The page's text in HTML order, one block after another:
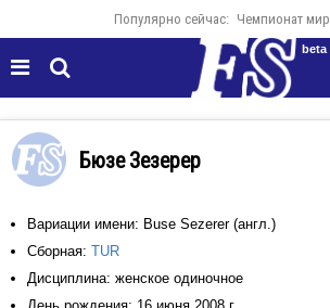
Популярно сейчас: Чемпионат
 
beta
Бюзе Зезерер
Вариации имени: Buse Sezerer (англ.)
Сборная: TUR
Дисциплина: женское одиночное